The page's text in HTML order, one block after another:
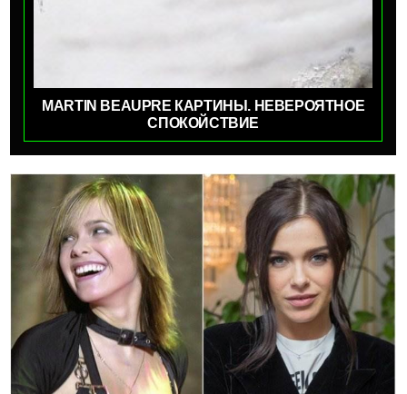
MARTIN BEAUPRE КАРТИНЫ. НЕВЕРОЯТНОЕ
СПОКОЙСТВИЕ